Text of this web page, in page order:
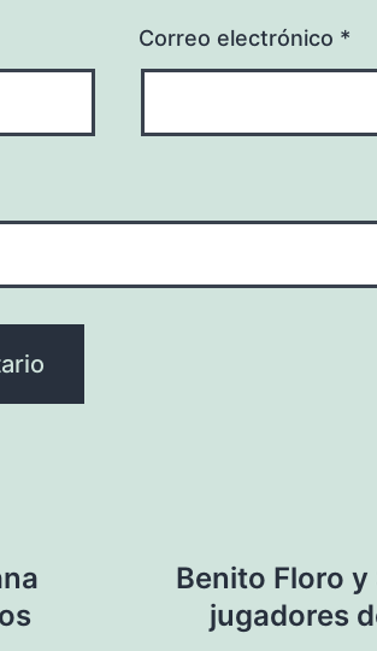
Correo electrónico *
Benito Floro
jugadores